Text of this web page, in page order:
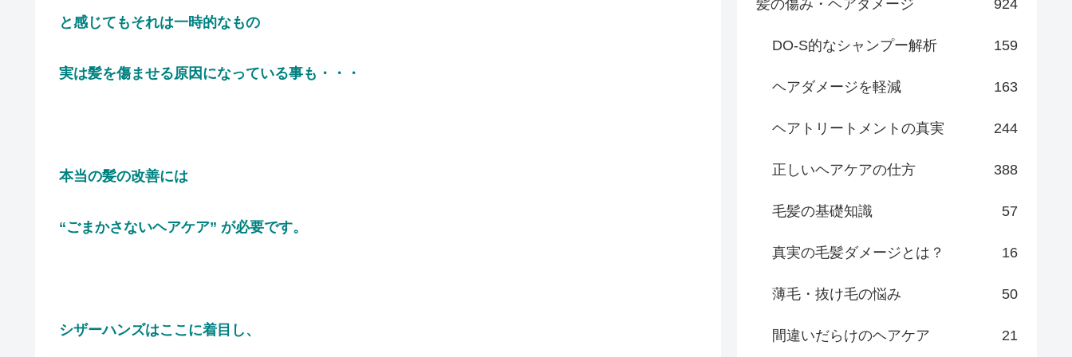
と感じてもそれは一時的なもの
実は髪を傷ませる原因になっている事も・・・
本当の髪の改善には
“ごまかさないヘアケア” が必要です。
シザーハンズはここに着目し、
髪の傷み・ヘアダメージ 924
DO-S的なシャンプー解析 159
ヘアダメージを軽減 163
ヘアトリートメントの真実 244
正しいヘアケアの仕方 388
毛髪の基礎知識 57
真実の毛髪ダメージとは？ 16
薄毛・抜け毛の悩み 50
間違いだらけのヘアケア 21